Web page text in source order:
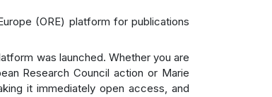
(ORE) platform for publications
was launched. Whether you are
Research Council action or Marie
it immediately open access, and